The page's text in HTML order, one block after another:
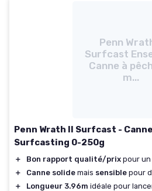
Penn
Surfcast
Canne à
m...
Penn Wrath II Surfcast -
Surfcasting 0-250g
＋ Bon rapport qualité/prix pour
＋
Canne solide mais sensible pour
＋
Longueur 3.96m idéale pour